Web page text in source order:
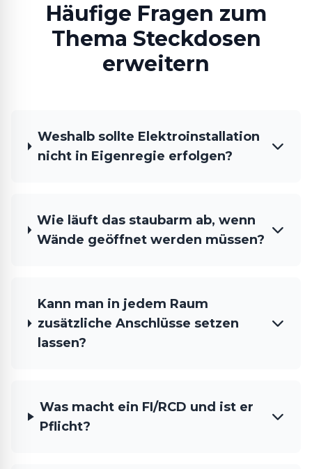
Häufige Fragen zum
Thema Steckdosen
erweitern
Weshalb sollte Elektroinstallation
nicht in Eigenregie erfolgen?
Wie läuft das staubarm ab, wenn
Wände geöffnet werden müssen?
Kann man in jedem Raum
zusätzliche Anschlüsse setzen
lassen?
Was macht ein FI/RCD und ist er
Pflicht?